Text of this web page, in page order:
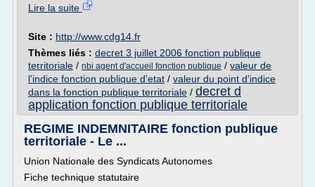
Lire la suite
Site : http://www.cdg14.fr
Thèmes liés : decret 3 juillet 2006 fonction publique
territoriale / nbi agent d'accueil fonction publique / valeur de
l'indice fonction publique d'etat / valeur du point d'indice
dans la fonction publique territoriale / decret d
application fonction publique territoriale
REGIME INDEMNITAIRE fonction publique
territoriale - Le ...
Union Nationale des Syndicats Autonomes
Fiche technique statutaire